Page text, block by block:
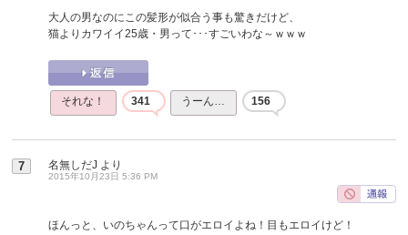
大人の男なのにこの髪形が似合う事も驚きだけど、
猫よりカワイイ25歳・男って･･･すごいわな～ｗｗｗ
それな！ 341 うーん… 156
7 名無しだJ より
2015年10月23日 5:36 PM
ほんっと、いのちゃんって口がエロイよね！目もエロイけど！